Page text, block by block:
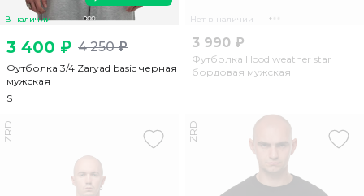
В наличии
3 400 ₽ 4 250 ₽
Футболка 3/4 Zaryad basic черная
мужская
S
Нет в наличии
3 990 ₽
Футболка Hood weather star
бордовая мужская
ZRD ZRD